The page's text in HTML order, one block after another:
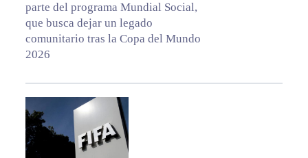
parte del programa Mundial Social,
que busca dejar un legado
comunitario tras la Copa del Mundo
2026